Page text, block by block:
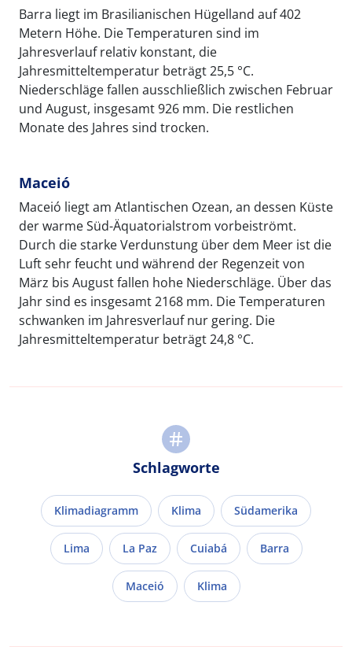
Barra liegt im Brasilianischen Hügelland auf 402
Metern Höhe. Die Temperaturen sind im
Jahresverlauf relativ konstant, die
Jahresmitteltemperatur beträgt 25,5 °C.
Niederschläge fallen ausschließlich zwischen Februar
und August, insgesamt 926 mm. Die restlichen
Monate des Jahres sind trocken.
Maceió
Maceió liegt am Atlantischen Ozean, an dessen Küste
der warme Süd-Äquatorialstrom vorbeiströmt.
Durch die starke Verdunstung über dem Meer ist die
Luft sehr feucht und während der Regenzeit von
März bis August fallen hohe Niederschläge. Über das
Jahr sind es insgesamt 2168 mm. Die Temperaturen
schwanken im Jahresverlauf nur gering. Die
Jahresmitteltemperatur beträgt 24,8 °C.
Schlagworte
Klimadiagramm Klima Südamerika
Lima La Paz Cuiabá Barra
Maceió Klima